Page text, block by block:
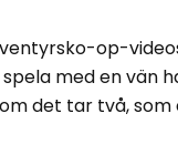
op-
med en vän
det tar två,